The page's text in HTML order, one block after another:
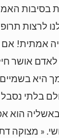
לרצות
אמתית!
אושר
היא
בלתי נסבל
הוא
« מצוקה